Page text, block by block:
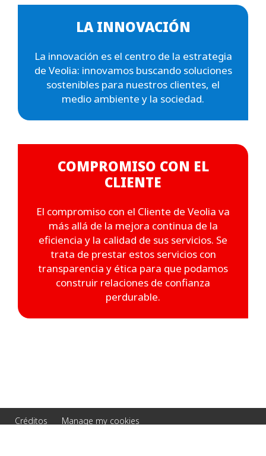
LA INNOVACIÓN
La innovación es el centro de la estrategia
de Veolia: innovamos buscando soluciones
sostenibles para nuestros clientes, el
medio ambiente y la sociedad.
COMPROMISO CON EL
CLIENTE
El compromiso con el Cliente de Veolia va
más allá de la mejora continua de la
eficiencia y la calidad de sus servicios. Se
trata de prestar estos servicios con
transparencia y ética para que podamos
construir relaciones de confianza
perdurable.
Créditos Manage my cookies